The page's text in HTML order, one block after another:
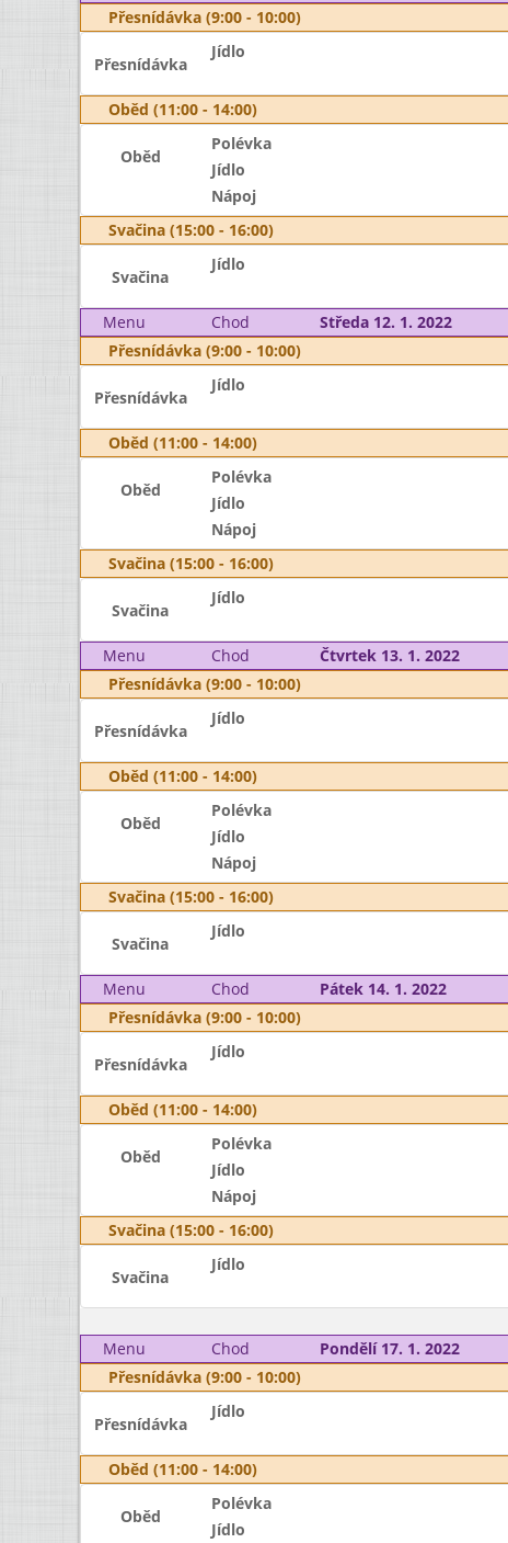
Přesnídávka (9:00 - 10:00)
Přesnídávka
Jídlo
Oběd (11:00 - 14:00)
Oběd
Polévka
Jídlo
Nápoj
Svačina (15:00 - 16:00)
Svačina
Jídlo
Menu Chod Středa 12. 1. 2022
Přesnídávka (9:00 - 10:00)
Přesnídávka
Jídlo
Oběd (11:00 - 14:00)
Oběd
Polévka
Jídlo
Nápoj
Svačina (15:00 - 16:00)
Svačina
Jídlo
Menu Chod Čtvrtek 13. 1. 2022
Přesnídávka (9:00 - 10:00)
Přesnídávka
Jídlo
Oběd (11:00 - 14:00)
Oběd
Polévka
Jídlo
Nápoj
Svačina (15:00 - 16:00)
Svačina
Jídlo
Menu Chod Pátek 14. 1. 2022
Přesnídávka (9:00 - 10:00)
Přesnídávka
Jídlo
Oběd (11:00 - 14:00)
Oběd
Polévka
Jídlo
Nápoj
Svačina (15:00 - 16:00)
Svačina
Jídlo
Menu
Chod Pondělí 17. 1. 2022
Přesnídávka (9:00 - 10:00)
Přesnídávka
Jídlo
Oběd (11:00 - 14:00)
Oběd
Polévka
Jídlo